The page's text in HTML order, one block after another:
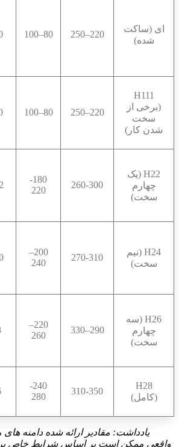
ای (ساکت
شده)
220–250
80–100
H111
(برخی از
سخت
شدن کار)
220–250
80–100
H22 (یک
چهارم
سخت)
260-300
180-
220
H24 (نیم
سخت)
270-310
200–
240
H26 (سه
چهارم
سخت)
290–330
220–
260
H28
(کامل)
310-350
240-
280
یادداشت: مقادیر ارائه شده دامنه
واقعی ممکن است بر اساس شرایط خاص